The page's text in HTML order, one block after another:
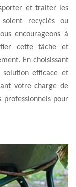
et traiter les
recyclés ou
encourageons à
cette tâche et
En choisissant
solution efficace et
votre charge de
pour